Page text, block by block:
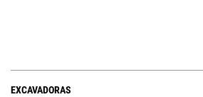
EXCAVADORAS